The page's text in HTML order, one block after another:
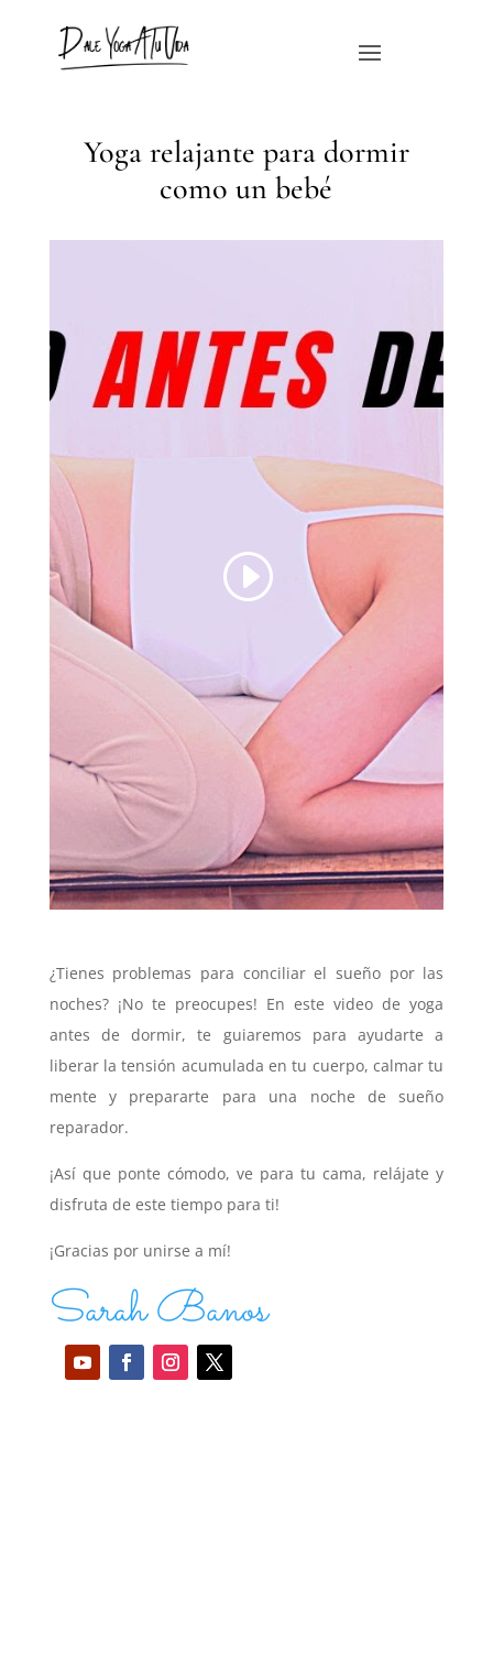
Yoga relajante para dormir
como un bebé
¿Tienes problemas para conciliar el sueño por las
noches? ¡No te preocupes! En este video de yoga
antes de dormir, te guiaremos para ayudarte a
liberar la tensión acumulada en tu cuerpo, calmar tu
mente y prepararte para una noche de sueño
reparador.
¡Así que ponte cómodo, ve para tu cama, relájate y
disfruta de este tiempo para ti!
¡Gracias por unirse a mí!
Sarah Banos